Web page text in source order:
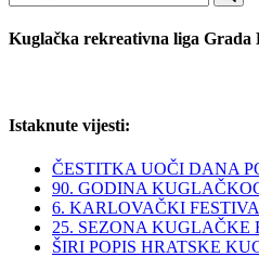
Kuglačka rekreativna liga Grada
Istaknute vijesti:
ČESTITKA UOČI DANA
90. GODINA
6. KARLOVAČKI
25. SEZONA
ŠIRI POPIS HRATSKE